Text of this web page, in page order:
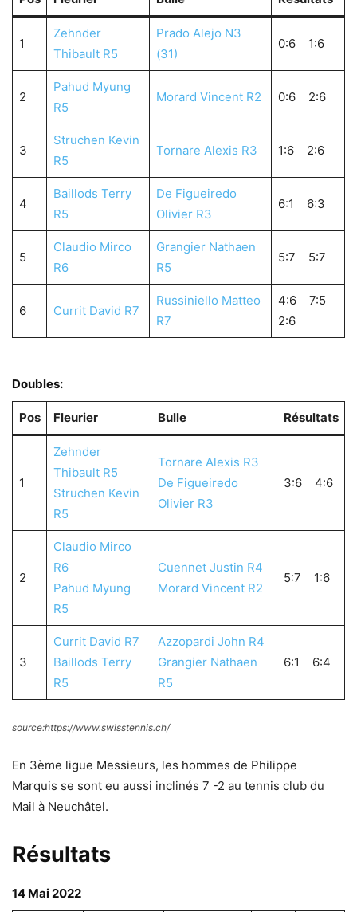
1
Zehnder
Thibault R5
Prado Alejo N3
(31)
0:6 1:6
2
Pahud Myung
R5
Morard Vincent R2 0:6 2:6
3
Struchen Kevin
R5
Tornare Alexis R3 1:6 2:6
4
Baillods Terry
R5
De Figueiredo
Olivier R3
6:1 6:3
5
Claudio Mirco
R6
Grangier Nathaen
R5
5:7 5:7
6 Currit David R7
Russiniello Matteo
R7
4:6 7:5
2:6
Doubles:
Pos Fleurier Bulle Résultats
1
Zehnder
Thibault R5
Struchen Kevin
R5
Tornare Alexis R3
De Figueiredo
Olivier R3
3:6 4:6
2
Claudio Mirco
R6
Pahud Myung
R5
Cuennet Justin R4
Morard Vincent R2
5:7 1:6
3
Currit David R7
Baillods Terry
R5
Azzopardi John R4
Grangier Nathaen
R5
6:1 6:4
source:https://www.swisstennis.ch/
En 3ème ligue Messieurs, les hommes de Philippe
Marquis se sont eu aussi inclinés 7 -2 au tennis club du
Mail à Neuchâtel.
Résultats
14 Mai 2022